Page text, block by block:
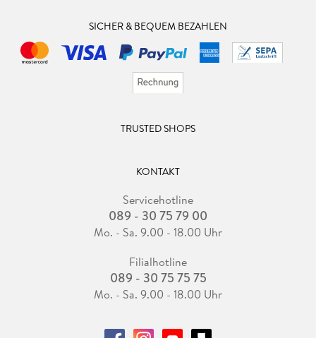
SICHER & BEQUEM BEZAHLEN
TRUSTED SHOPS
KONTAKT
Servicehotline
089 - 30 75 79 00
Mo. - Sa. 9.00 - 18.00 Uhr
Filialhotline
089 - 30 75 75 75
Mo. - Sa. 9.00 - 18.00 Uhr